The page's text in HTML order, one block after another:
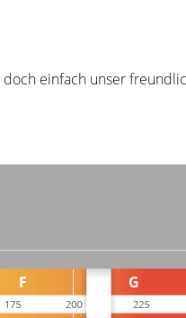
einfach unser